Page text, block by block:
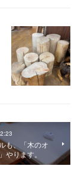
も、「木のオ
やります。